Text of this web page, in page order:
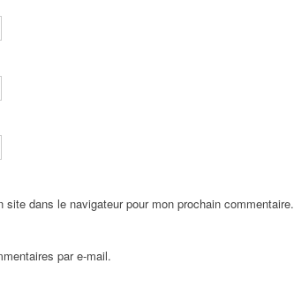
dans le navigateur pour mon prochain commentaire.
par e-mail.